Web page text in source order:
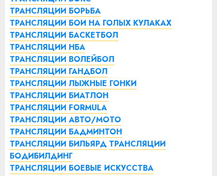
ТРАНСЛЯЦИИ БОРЬБА
ТРАНСЛЯЦИИ БОИ НА ГОЛЫХ КУЛАКАХ
ТРАНСЛЯЦИИ БАСКЕТБОЛ
ТРАНСЛЯЦИИ НБА
ТРАНСЛЯЦИИ ВОЛЕЙБОЛ
ТРАНСЛЯЦИИ ГАНДБОЛ
ТРАНСЛЯЦИИ ЛЫЖНЫЕ ГОНКИ
ТРАНСЛЯЦИИ БИАТЛОН
ТРАНСЛЯЦИИ FORMULA
ТРАНСЛЯЦИИ АВТО/МОТО
ТРАНСЛЯЦИИ БАДМИНТОН
ТРАНСЛЯЦИИ БИЛЬЯРД ТРАНСЛЯЦИИ
БОДИБИЛДИНГ
ТРАНСЛЯЦИИ БОЕВЫЕ ИСКУССТВА